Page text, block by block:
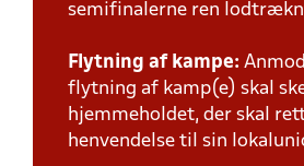
semifinalerne ren
Flytning af kampe:
flytning af kamp(e) skal
hjemmeholdet, der skal
henvendelse til sin